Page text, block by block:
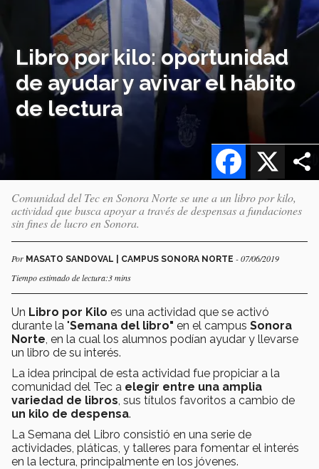
Libro por kilo: oportunidad
de ayudar y avivar el hábito
de lectura
X
Facebook
Comunidad del Tec en Sonora Norte se une a un libro por kilo,
actividad que busca apoyar a través de despensas a fundaciones
sin fines de lucro en Sonora.
Por MASATO SANDOVAL | CAMPUS SONORA NORTE - 07/06/2019
Tiempo estimado de lectura:3 mins
Un Libro por Kilo es una actividad que se activó
durante la "Semana del libro" en el campus Sonora
Norte , en la cual los alumnos podían ayudar y llevarse
un libro de su interés.
La idea principal de esta actividad fue propiciar a la
comunidad del Tec a elegir entre una amplia
variedad de libros , sus títulos favoritos a cambio de
un kilo de despensa.
La Semana del Libro consistió en una serie de
actividades, pláticas, y talleres para fomentar el interés
en la lectura, principalmente en los jóvenes.